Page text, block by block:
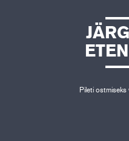
Pileti ostmiseks